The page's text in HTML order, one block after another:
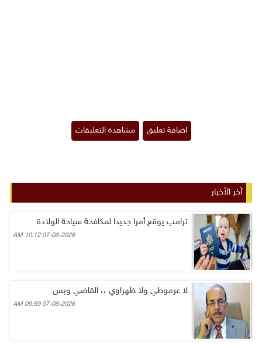
آخر الأخبار
ترامب يوقع أمرا جديدا لمكافحة سياحة الولادة
07-08-2026 10:12 AM
لا عرموطي ولا ظهراوي ،، القاضي وبس
07-08-2026 09:59 AM